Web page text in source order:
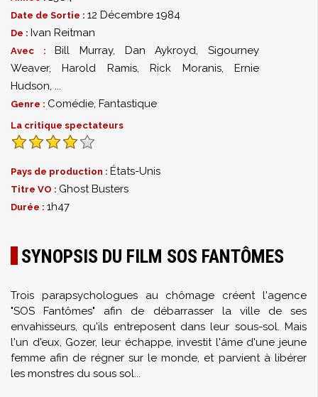
Date de Sortie : 12 Décembre 1984
De : Ivan Reitman
Avec : Bill Murray, Dan Aykroyd,Sigourney
Weaver,Harold Ramis,Rick Moranis,Ernie
Hudson, ...
Genre : Comédie, Fantastique
La critique spectateurs
Pays de production : États-Unis
Titre VO : Ghost Busters
Durée : 1h47
SYNOPSIS DU FILM SOS FANTÔMES
Trois parapsychologues au chômage créent l'agence
"SOS Fantômes" afin de débarrasser la ville de ses
envahisseurs, qu'ils entreposent dans leur sous-sol. Mais
l'un d'eux, Gozer, leur échappe, investit l'âme d'une jeune
femme afin de régner sur le monde, et parvient à libérer
les monstres du sous sol...